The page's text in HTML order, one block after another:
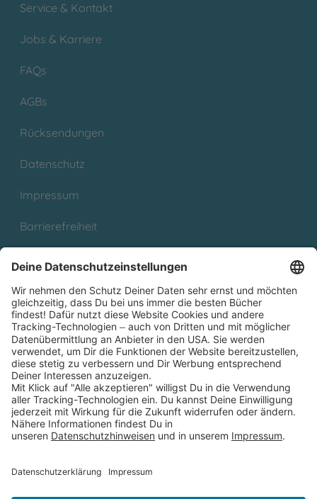
Service & Kontakt
Jobs & Karriere
FAQs
AGBs
Rücksendungen
Datenschutz
Impressum
Barrierefreiheit
Partnerprogramm (Affiliate)
Folge uns auf
* Versandkostenfrei ab 9,00 € Bestellwert innerhalb
Deutschlands
** Lieferzeit 1-3 Werktage innerhalb Deutschlands
Thienemann-Esslinger Verlag GmbH, Blumenstraße 36, D-70182